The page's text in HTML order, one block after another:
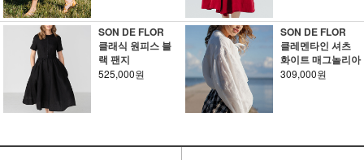
SON DE FLOR
클래식 원피스 블
랙 팬지
525,000원
SON DE FLOR
클레멘타인 셔츠
화이트 매그놀리아
309,000원